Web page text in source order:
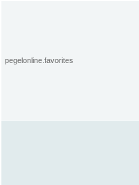
pegelonline.favorites